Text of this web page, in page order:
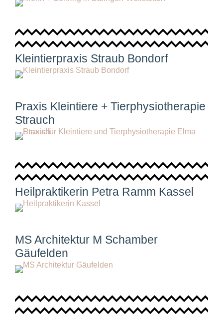
Kleintierpraxis Straub Bondorf
Praxis Kleintiere + Tierphysiotherapie
Strauch
Heilpraktikerin Petra Ramm Kassel
MS Architektur M Schamber
Gäufelden